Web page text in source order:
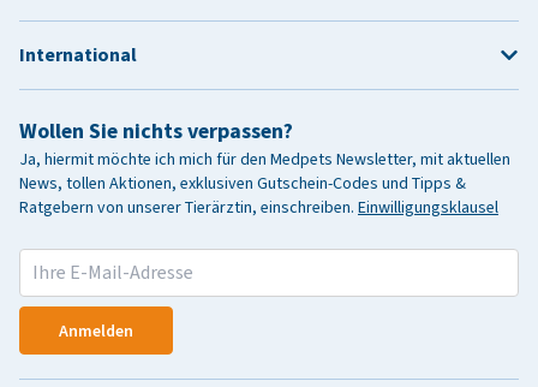
Wollen Sie nichts verpassen?
Ja, hiermit möchte ich mich für den Medpets Newsletter, mit aktuellen
News, tollen Aktionen, exklusiven Gutschein-Codes und Tipps &
Ratgebern von unserer Tierärztin, einschreiben. Einwilligungsklausel
Anmelden
International